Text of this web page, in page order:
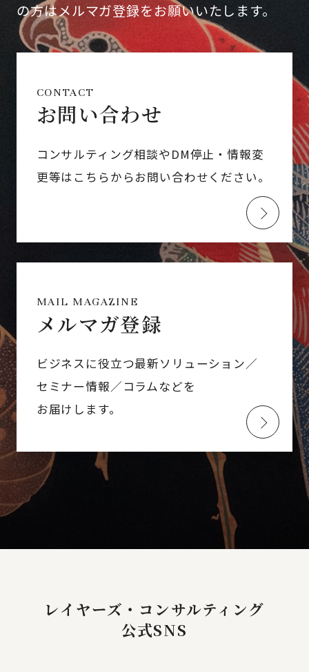
の方はメルマガ登録をお願いいたします。
CONTACT
お問い合わせ
コンサルティング相談やDM停止・情報変
更等はこちらからお問い合わせください。
MAIL MAGAZINE
メルマガ登録
ビジネスに役立つ最新ソリューション／
セミナー情報／コラムなどを
お届けします。
レイヤーズ・コンサルティング
公式SNS